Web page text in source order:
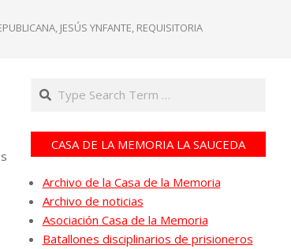
, JESÚS YNFANTE, REQUISITORIA
Search
CASA DE LA MEMORIA LA SAUCEDA
Archivo de la Casa de la Memoria
Archivo de noticias
Asociación Casa de la Memoria
Batallones disciplinarios de prisioneros